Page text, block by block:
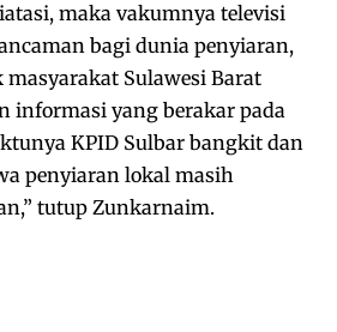
maka vakumnya televisi
bagi dunia penyiaran,
Sulawesi Barat
informasi yang berakar pada
KPID Sulbar bangkit dan
penyiaran lokal masih
tutup Zunkarnaim.